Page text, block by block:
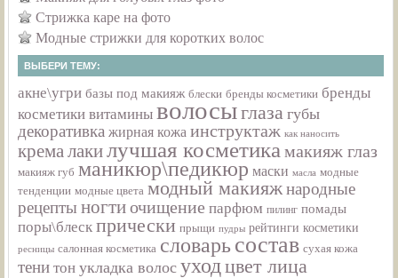
Стрижка каре на фото
Модные стрижки для коротких волос
ВЫБЕРИ ТЕМУ:
акне\угри базы под макияж блески бренды косметики бренды
косметики витамины волосыглаза губы
декоративка жирная кожа инструктаж как наносить
крема лакилучшая косметика макияж глаз
макияж губ маникюр\педикюр маски масла модные
тенденции модные цвета модный макияжнародные
рецепты ногтиочищение парфюм пилинг помады
поры\блеск прически прыщи пудры рейтинги косметики
ресницы салонная косметика словарьсостав сухая кожа
тени тон укладка волос уход цвет лица